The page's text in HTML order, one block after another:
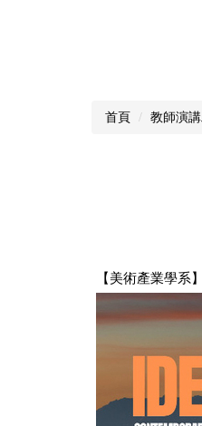
首頁 教師演
【美術產業學系